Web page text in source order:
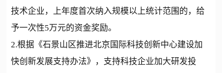
技术企业，上年度首次纳入规模以上统计范围的，给
予一次性5万元的资金奖励。
2.根据《石景山区推进北京国际科技创新中心建设加
快创新发展支持办法》，支持科技企业加大研发投